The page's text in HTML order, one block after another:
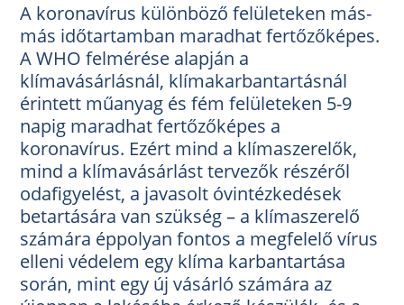
A koronavírus különböző felületeken más-
más időtartamban maradhat fertőzőképes.
A WHO felmérése alapján a
klímavásárlásnál, klímakarbantartásnál
érintett műanyag és fém felületeken 5-9
napig maradhat fertőzőképes a
koronavírus. Ezért mind a klímaszerelők,
mind a klímavásárlást tervezők részéről
odafigyelést, a javasolt óvintézkedések
betartására van szükség – a klímaszerelő
számára éppolyan fontos a megfelelő vírus
elleni védelem egy klíma karbantartása
során, mint egy új vásárló számára az